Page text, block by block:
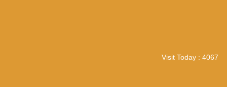
Visit Today : 4067